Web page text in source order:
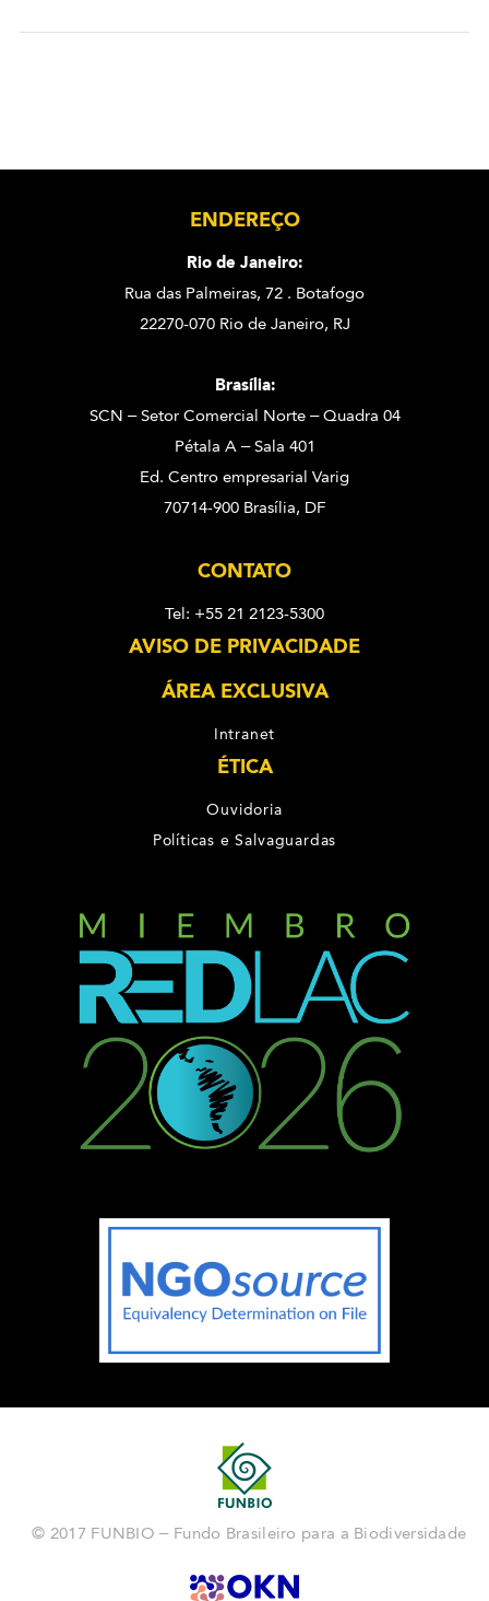
ENDEREÇO
Rio de Janeiro:
Rua das Palmeiras, 72 . Botafogo
22270-070 Rio de Janeiro, RJ
Brasília:
SCN – Setor Comercial Norte – Quadra 04
Pétala A – Sala 401
Ed. Centro empresarial Varig
70714-900 Brasília, DF
CONTATO
Tel: +55 21 2123-5300
AVISO DE PRIVACIDADE
ÁREA EXCLUSIVA
Intranet
ÉTICA
Ouvidoria
Políticas e Salvaguardas
© 2017 FUNBIO – Fundo Brasileiro para a Biodiversidade